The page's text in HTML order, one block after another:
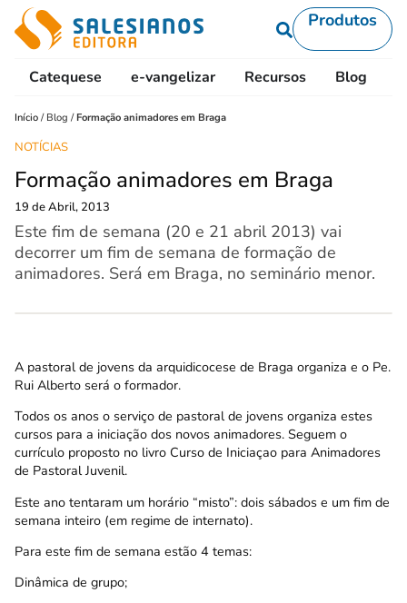
Produtos
Catequese e-vangelizar Recursos Blog
Início / Blog /Formação animadores em Braga
NOTÍCIAS
Formação animadores em Braga
19 de Abril, 2013
Este fim de semana (20 e 21 abril 2013) vai
decorrer um fim de semana de formação de
animadores. Será em Braga, no seminário menor.
A pastoral de jovens da arquidicocese de Braga organiza e o Pe.
Rui Alberto será o formador.
Todos os anos o serviço de pastoral de jovens organiza estes
cursos para a iniciação dos novos animadores. Seguem o
currículo proposto no livro Curso de Iniciaçao para Animadores
de Pastoral Juvenil.
Este ano tentaram um horário “misto”: dois sábados e um fim de
semana inteiro (em regime de internato).
Para este fim de semana estão 4 temas:
Dinâmica de grupo;